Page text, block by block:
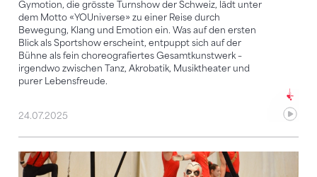
Gymotion, die grösste Turnshow der Schweiz, lädt unter
dem Motto «YOUniverse» zu einer Reise durch
Bewegung, Klang und Emotion ein. Was auf den ersten
Blick als Sportshow erscheint, entpuppt sich auf der
Bühne als fein choreografiertes Gesamtkunstwerk –
irgendwo zwischen Tanz, Akrobatik, Musiktheater und
purer Lebensfreude.
24.07.2025
Mit Schweizer Turnkunst Lissabon verzaubern